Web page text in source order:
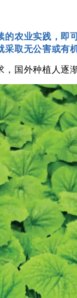
的农业实践，即
取无公害或有
国外种植人逐